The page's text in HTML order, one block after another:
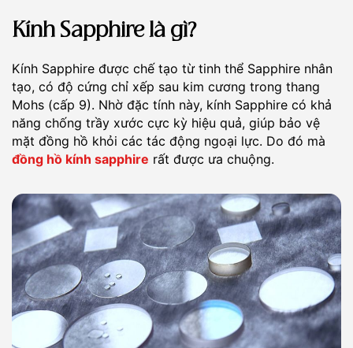
Kính Sapphire là gì?
Kính Sapphire được chế tạo từ tinh thể Sapphire nhân
tạo, có độ cứng chỉ xếp sau kim cương trong thang
Mohs (cấp 9). Nhờ đặc tính này, kính Sapphire có khả
năng chống trầy xước cực kỳ hiệu quả, giúp bảo vệ
mặt đồng hồ khỏi các tác động ngoại lực. Do đó mà
đồng hồ kính sapphire rất được ưa chuộng.